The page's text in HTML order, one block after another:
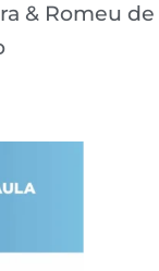
& Romeu de